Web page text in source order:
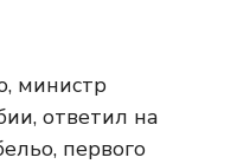
министр
ответил на
первого